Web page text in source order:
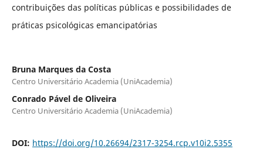
contribuições das políticas públicas e possibilidades de
práticas psicológicas emancipatórias
Bruna Marques da Costa
Centro Universitário Academia (UniAcademia)
Conrado Pável de Oliveira
Centro Universitário Academia (UniAcademia)
DOI: https://doi.org/10.26694/2317-3254.rcp.v10i2.5355